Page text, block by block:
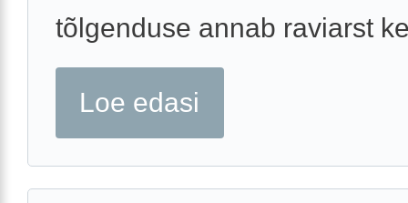
tõlgenduse annab raviarst
Loe edasi